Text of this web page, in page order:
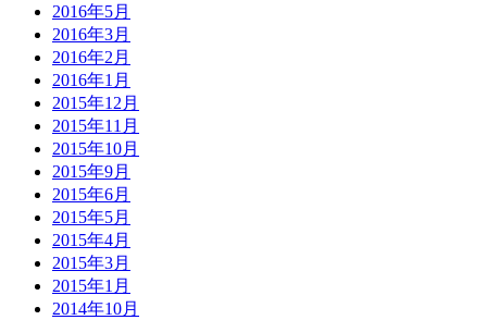
2016年5月
2016年3月
2016年2月
2016年1月
2015年12月
2015年11月
2015年10月
2015年9月
2015年6月
2015年5月
2015年4月
2015年3月
2015年1月
2014年10月